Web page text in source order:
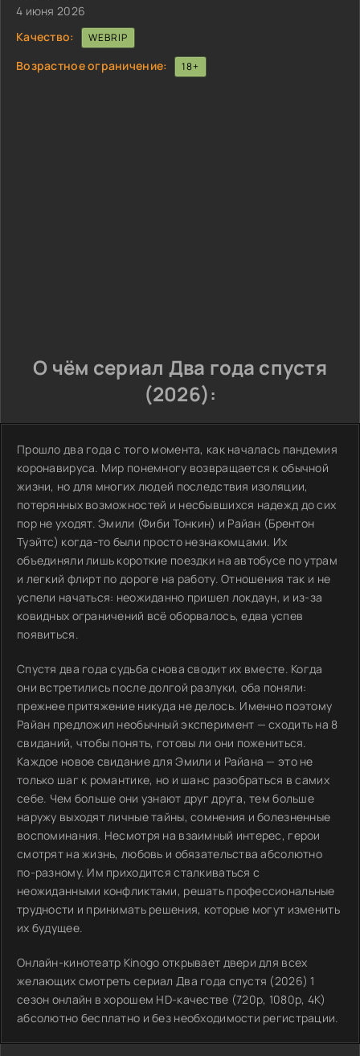
4 июня 2026
Качество:
WEBRIP
Возрастное ограничение: 18+
О чём сериал Два года спустя
(2026):
Прошло два года с того момента, как началась пандемия
коронавируса. Мир понемногу возвращается к обычной
жизни, но для многих людей последствия изоляции,
потерянных возможностей и несбывшихся надежд до сих
пор не уходят. Эмили (Фиби Тонкин) и Райан (Брентон
Туэйтс) когда-то были просто незнакомцами. Их
объединяли лишь короткие поездки на автобусе по утрам
и легкий флирт по дороге на работу. Отношения так и не
успели начаться: неожиданно пришел локдаун, и из-за
ковидных ограничений всё оборвалось, едва успев
появиться.
Спустя два года судьба снова сводит их вместе. Когда
они встретились после долгой разлуки, оба поняли:
прежнее притяжение никуда не делось. Именно поэтому
Райан предложил необычный эксперимент — сходить на 8
свиданий, чтобы понять, готовы ли они пожениться.
Каждое новое свидание для Эмили и Райана — это не
только шаг к романтике, но и шанс разобраться в самих
себе. Чем больше они узнают друг друга, тем больше
наружу выходят личные тайны, сомнения и болезненные
воспоминания. Несмотря на взаимный интерес, герои
смотрят на жизнь, любовь и обязательства абсолютно
по-разному. Им приходится сталкиваться с
неожиданными конфликтами, решать профессиональные
трудности и принимать решения, которые могут изменить
их будущее.
Онлайн-кинотеатр Kinogo открывает двери для всех
желающих смотреть сериал Два года спустя (2026) 1
сезон онлайн в хорошем HD-качестве (720p, 1080p, 4K)
абсолютно бесплатно и без необходимости регистрации.